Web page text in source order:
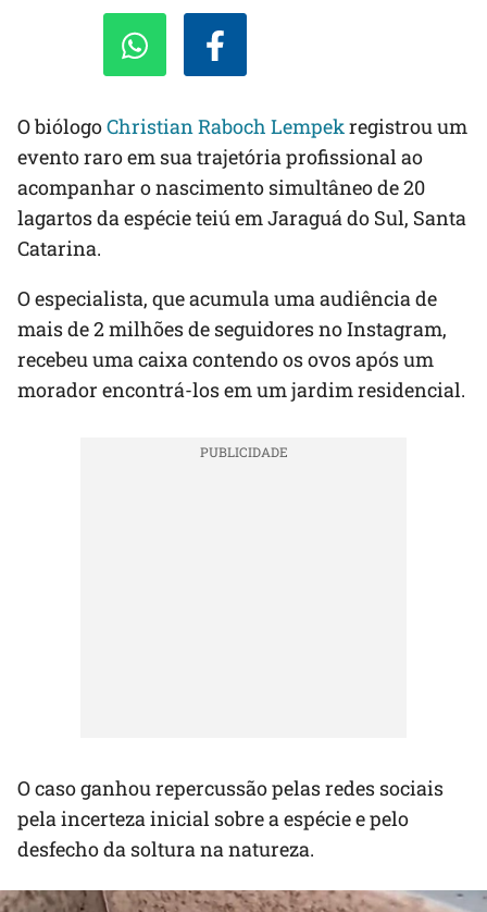
O biólogoChristian Raboch Lempekregistrou um
evento raro em sua trajetória profissional ao
acompanhar o nascimento simultâneo de 20
lagartos da espécie teiú em Jaraguá do Sul, Santa
Catarina.
O especialista, que acumula uma audiência de
mais de 2 milhões de seguidores no Instagram,
recebeu uma caixa contendo os ovos após um
morador encontrá-los em um jardim residencial.
O caso ganhou repercussão pelas redes sociais
pela incerteza inicial sobre a espécie e pelo
desfecho da soltura na natureza.